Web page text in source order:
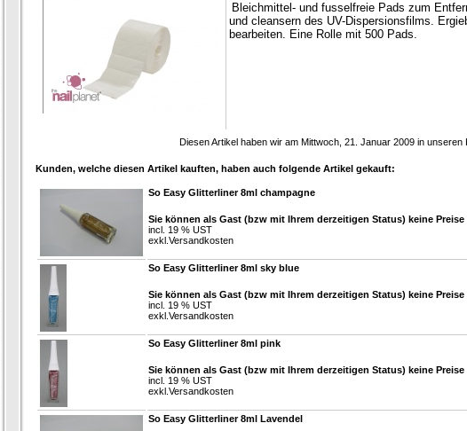
Bleichmittel- und fusselfreie Pads zum
und cleansern des UV-Dispersionsfilms.
bearbeiten. Eine Rolle mit 500 Pads.
Diesen Artikel haben wir am Mittwoch, 21. Januar 2009 in unseren
Kunden, welche diesen Artikel kauften, haben auch folgende Artikel gekauft:
So Easy Glitterliner 8ml champagne
Sie können als Gast (bzw mit Ihrem derzeitigen Status) keine Preise
incl. 19 % UST
exkl. Versandkosten
So Easy Glitterliner 8ml sky blue
Sie können als Gast (bzw mit Ihrem derzeitigen Status) keine Preise
incl. 19 % UST
exkl. Versandkosten
So Easy Glitterliner 8ml pink
Sie können als Gast (bzw mit Ihrem derzeitigen Status) keine Preise
incl. 19 % UST
exkl. Versandkosten
So Easy Glitterliner 8ml Lavendel